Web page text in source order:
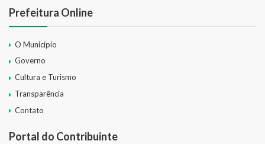
Prefeitura Online
O Município
Governo
Cultura e Turismo
Transparência
Contato
Portal do Contribuinte